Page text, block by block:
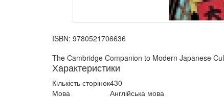
ISBN: 9780521706636
The Cambridge Companion to Modern Japanese
Характеристики
Кількість сторінок430
Мова
Англійська мова